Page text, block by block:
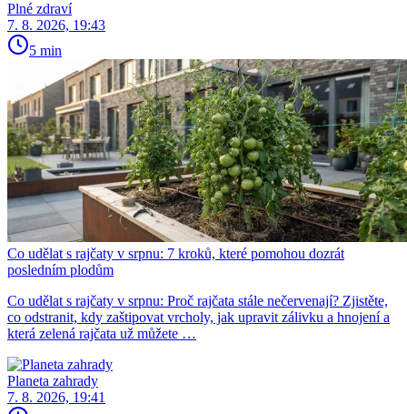
Plné zdraví
7. 8. 2026, 19:43
5 min
Co udělat s rajčaty v srpnu: 7 kroků, které pomohou dozrát
posledním plodům
Co udělat s rajčaty v srpnu: Proč rajčata stále nečervenají? Zjistěte,
co odstranit, kdy zaštipovat vrcholy, jak upravit zálivku a hnojení a
která zelená rajčata už můžete …
Planeta zahrady
7. 8. 2026, 19:41